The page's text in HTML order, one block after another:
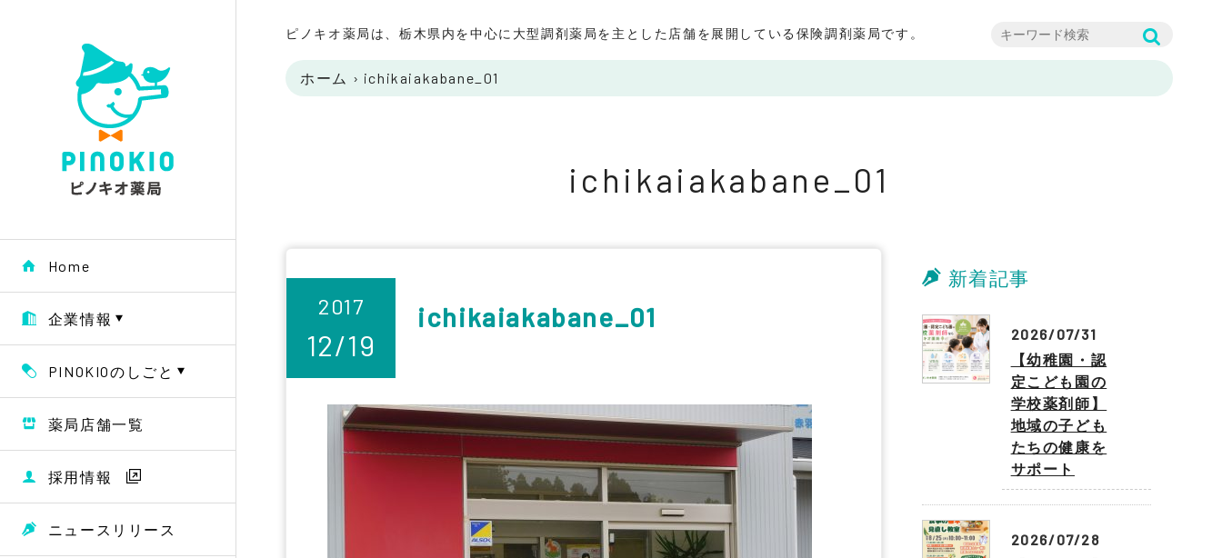
Home
企業情報
PINOKIOのしごと
薬局店舗一覧
採用情報
ニュースリリース
ピノキオ薬局は、栃木県内を中心に大型調剤薬局を主とした店舗を展開している保険調剤薬局です。
ホーム › ichikaiakabane_01
ichikaiakabane_01
2017
12/19
ichikaiakabane_01
新着記事
2026/07/31
【幼稚園・認
定こども園の
学校薬剤師】
地域の子ども
たちの健康を
サポート
2026/07/28